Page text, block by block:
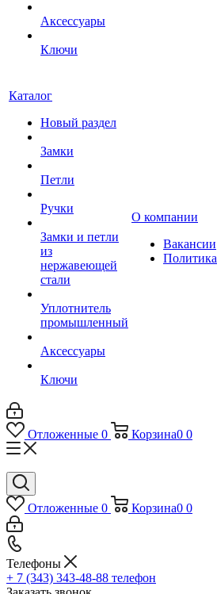
Аксессуары
Ключи
Каталог
Новый раздел
Замки
Петли
Ручки
Замки и петли
из
нержавеющей
стали
Уплотнитель
промышленный
Аксессуары
Ключи
О компании
Вакансии
Политика
Отложенные 0 Корзина0 0
Отложенные 0 Корзина0 0
Телефоны
+ 7 (343) 343-48-88 телефон